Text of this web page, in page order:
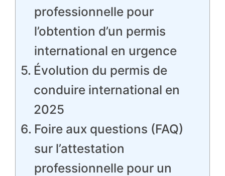
professionnelle pour
l’obtention d’un permis
international en urgence
Évolution du permis de
conduire international en
2025
Foire aux questions (FAQ)
sur l’attestation
professionnelle pour un